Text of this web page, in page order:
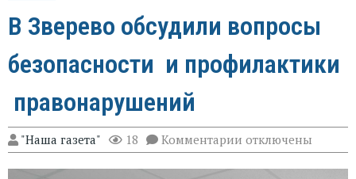
В Зверево обсудили вопросы
безопасности и профилактики
правонарушений
"Наша газета" 18 Комментарии к
записи
В
отключены